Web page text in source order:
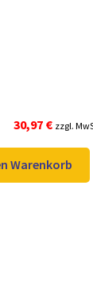
Ursprünglicher
war:
40,98 €
30,97 €
ist:
30,97 €.
zzgl.
Warenkorb